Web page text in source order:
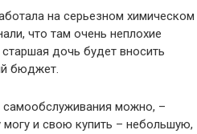
на серьезном химическом
что там очень неплохие
дочь будет вносить
бюджет.
самообслуживания можно, –
могу и свою купить – небольшую,